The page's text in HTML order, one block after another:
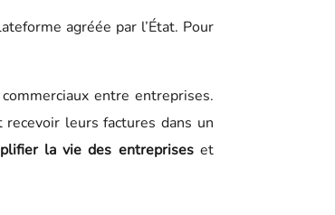
agréée par l’État. Pour
entre entreprises.
leurs factures dans un
la vie des entrepriseset